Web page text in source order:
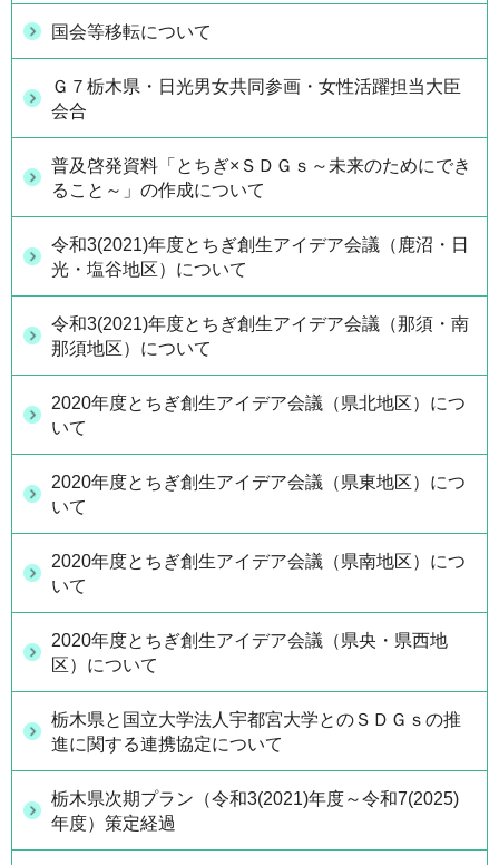
国会等移転について
Ｇ７栃木県・日光男女共同参画・女性活躍担当大臣
会合
普及啓発資料「とちぎ×ＳＤＧｓ～未来のためにでき
ること～」の作成について
令和3(2021)年度とちぎ創生アイデア会議（鹿沼・日
光・塩谷地区）について
令和3(2021)年度とちぎ創生アイデア会議（那須・南
那須地区）について
2020年度とちぎ創生アイデア会議（県北地区）につ
いて
2020年度とちぎ創生アイデア会議（県東地区）につ
いて
2020年度とちぎ創生アイデア会議（県南地区）につ
いて
2020年度とちぎ創生アイデア会議（県央・県西地
区）について
栃木県と国立大学法人宇都宮大学とのＳＤＧｓの推
進に関する連携協定について
栃木県次期プラン（令和3(2021)年度～令和7(2025)
年度）策定経過